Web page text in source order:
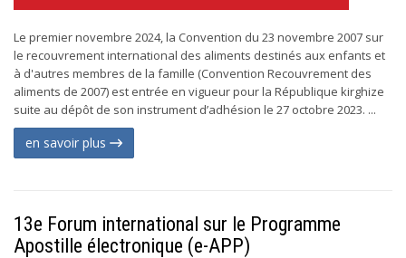
Le premier novembre 2024, la Convention du 23 novembre 2007 sur
le recouvrement international des aliments destinés aux enfants et
à d'autres membres de la famille (Convention Recouvrement des
aliments de 2007) est entrée en vigueur pour la République kirghize
suite au dépôt de son instrument d’adhésion le 27 octobre 2023. ...
en savoir plus
13e Forum international sur le Programme
Apostille électronique (e-APP)